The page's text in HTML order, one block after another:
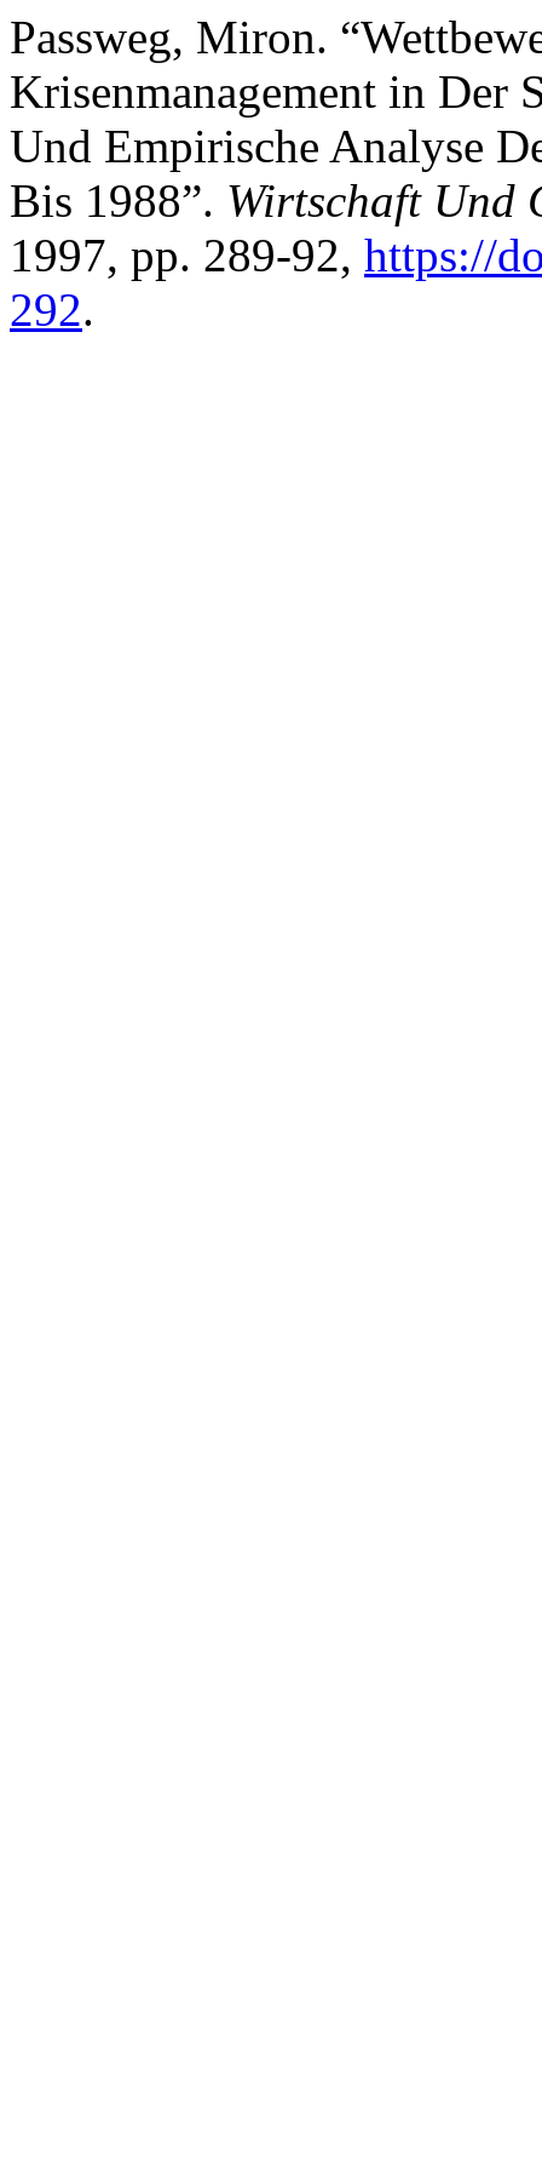
Passweg, Miron.
Krisenmanagement in Der
Und Empirische Analyse
Bis 1988”. Wirtschaft Und
1997, pp. 289-92, https://
292.